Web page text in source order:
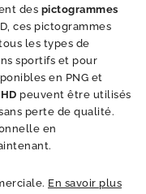
des pictogrammes
ces pictogrammes
les types de
sportifs et pour
en PNG et
HD peuvent être utilisés
perte de qualité.
en
En savoir plus